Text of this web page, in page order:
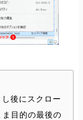
後にスクロー
目的の最後の